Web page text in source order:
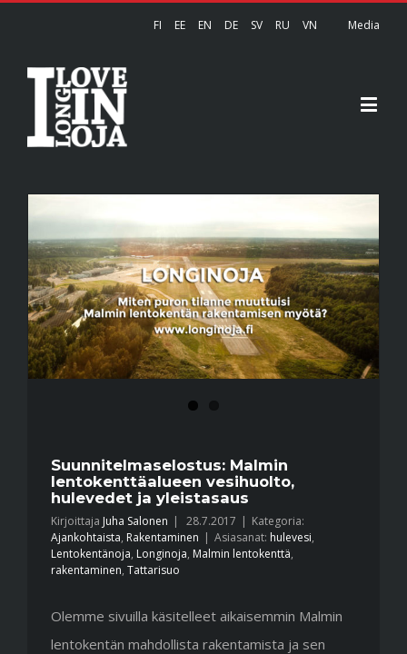
FI EE EN DE SV RU VN Media
Suunnitelmaselostus: Malmin
lentokenttäalueen vesihuolto,
hulevedet ja yleistasaus
Kirjoittaja Juha Salonen | 28.7.2017 | Kategoria:
Ajankohtaista, Rakentaminen | Asiasanat: hulevesi,
Lentokentänoja, Longinoja, Malmin lentokenttä,
rakentaminen, Tattarisuo
Olemme sivuilla käsitelleet aikaisemmin Malmin
lentokentän mahdollista rakentamista ja sen